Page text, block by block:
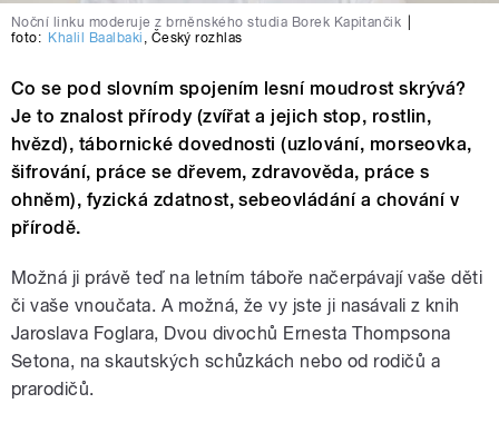
Noční linku moderuje z brněnského studia Borek Kapitančik
foto: Khalil Baalbaki , Český rozhlas
Co se pod slovním spojením lesní moudrost skrývá?
Je to znalost přírody (zvířat a jejich stop, rostlin,
hvězd), tábornické dovednosti (uzlování, morseovka,
šifrování, práce se dřevem, zdravověda, práce s
ohněm), fyzická zdatnost, sebeovládání a chování v
přírodě.
Možná ji právě teď na letním táboře načerpávají vaše děti
či vaše vnoučata. A možná, že vy jste ji nasávali z knih
Jaroslava Foglara, Dvou divochů Ernesta Thompsona
Setona, na skautských schůzkách nebo od rodičů a
prarodičů.